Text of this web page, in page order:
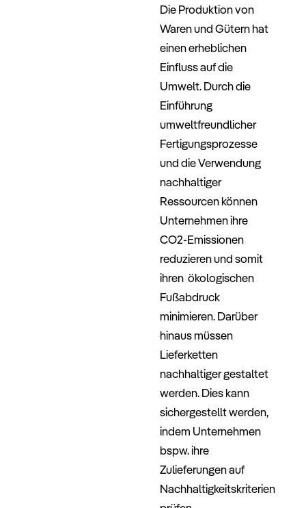
Die Produktion von
Waren und Gütern hat
einen erheblichen
Einfluss auf die
Umwelt. Durch die
Einführung
umweltfreundlicher
Fertigungsprozesse
und die Verwendung
nachhaltiger
Ressourcen können
Unternehmen ihre
CO2-Emissionen
reduzieren und somit
ihren ökologischen
Fußabdruck
minimieren. Darüber
hinaus müssen
Lieferketten
nachhaltiger gestaltet
werden. Dies kann
sichergestellt werden,
indem Unternehmen
bspw. ihre
Zulieferungen auf
Nachhaltigkeitskriterien